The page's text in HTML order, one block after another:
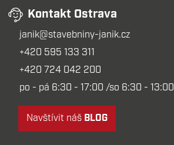
Kontakt Ostrava
janik@stavebniny-janik.cz
+420 595 133 311
+420 724 042 200
po - pá 6:30 - 17:00 /so 6:30 - 13:00
Navštívit náš BLOG